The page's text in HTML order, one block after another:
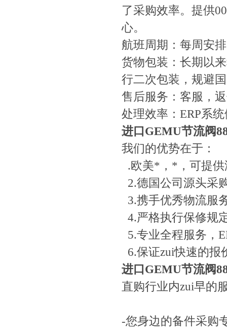
了采购效率。提供
心。
航班周期：每周安
货物包装：长期以
行二次包装，规避
售后服务：客服，
处理效率：ERP系
进口GEMU节流阀
我们的优势在于：
.欧美*，*，可提
2.德国公司源头采
3.携手优秀物流服
4.严格执行保修规
5.专业全程服务，
6.保证zui快速的报
进口GEMU节流阀
直购行业内zui早的
-您身边的备件采购